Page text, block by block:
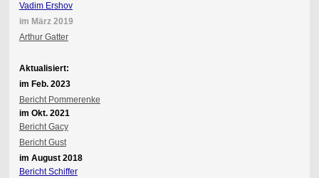
Vadim Ershov
im März 2019
Arthur Gatter
Aktualisiert:
im Feb. 2023
Bericht Pommerenke
im Okt. 2021
Bericht Gacy
Bericht Gust
im August 2018
Bericht Schiffer